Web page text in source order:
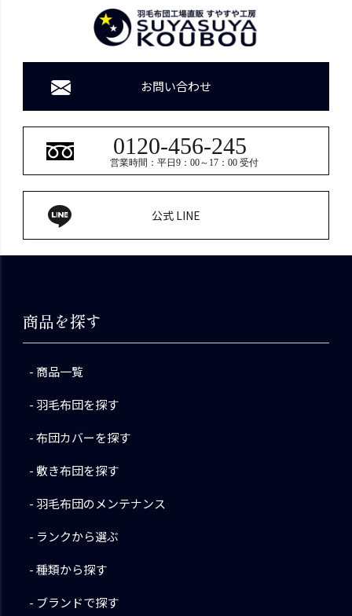
お問い合わせ
0120-456-245
営業時間：平日9：00～17：00 受付
公式 LINE
商品を探す
商品一覧
羽毛布団を探す
布団カバーを探す
敷き布団を探す
羽毛布団のメンテナンス
ランクから選ぶ
種類から探す
ブランドで探す